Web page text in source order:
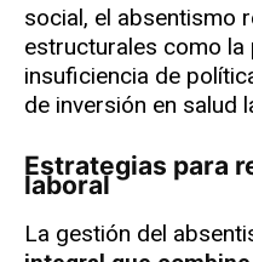
social, el absentismo
estructurales como la
insuficiencia de
de inversión en salud
Estrategias para reducir el absentismo
laboral
La gestión del